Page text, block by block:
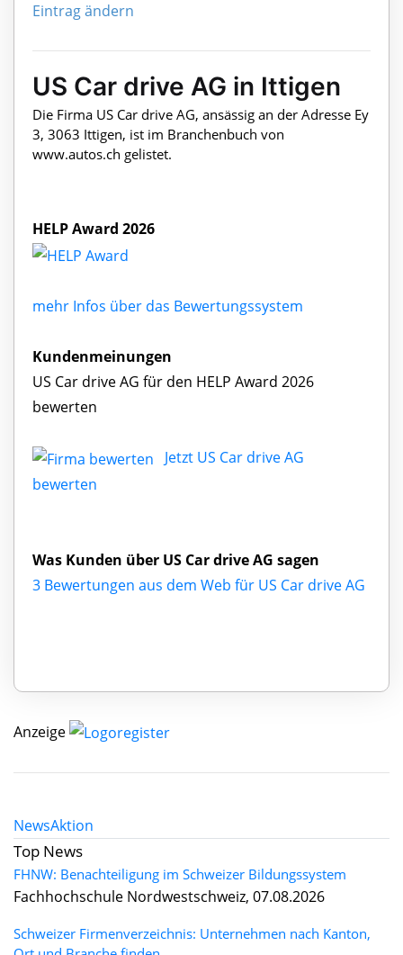
Eintrag ändern
US Car drive AG in Ittigen
Die Firma US Car drive AG, ansässig an der Adresse Ey
3, 3063 Ittigen, ist im Branchenbuch von
www.autos.ch gelistet.
HELP Award 2026
mehr Infos über das Bewertungssystem
Kundenmeinungen
US Car drive AG für den HELP Award 2026
bewerten
Jetzt US Car drive AG
bewerten
Was Kunden über US Car drive AG sagen
3 Bewertungen aus dem Web für US Car drive AG
Anzeige
NewsAktion
Top News
FHNW: Benachteiligung im Schweizer Bildungssystem
Fachhochschule Nordwestschweiz, 07.08.2026
Schweizer Firmenverzeichnis: Unternehmen nach Kanton,